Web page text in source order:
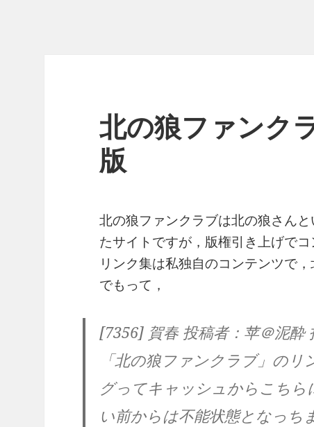
北の狼ファンク
版
北の狼ファンクラブは北の狼さん
たサイトですが，版権引き上げで
リンク集は私独自のコンテンツで
でもって，
[7356] 賀春 投稿者：苹＠泥酔
「北の狼ファンクラブ」の
グってキャッシュからこち
い前からは不能状態となっち